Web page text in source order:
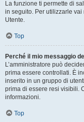
La funzione ti permette di
in seguito. Per utilizzarle
Utente.
Top
Perché il mio messaggio
L’amministratore può
prima essere controllati. È
inserito in un gruppo di
prima di essere resi visibili.
informazioni.
Top